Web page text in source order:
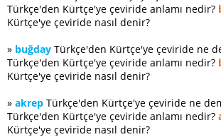
Türkçe'den Kürtçe'ye çeviride anlamı nedir?
Kürtçe'ye çeviride nasıl denir?
» buğday Türkçe'den Kürtçe'ye çeviride ne
Türkçe'den Kürtçe'ye çeviride anlamı nedir?
Kürtçe'ye çeviride nasıl denir?
» akrep Türkçe'den Kürtçe'ye çeviride ne
Türkçe'den Kürtçe'ye çeviride anlamı nedir?
Kürtçe'ye çeviride nasıl denir?